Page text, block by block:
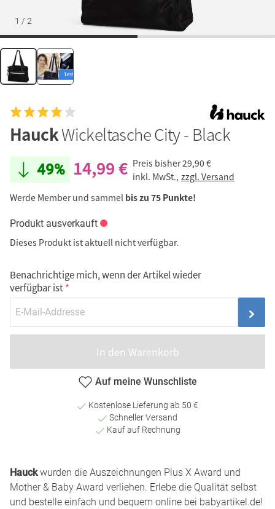
1 / 2
HauckWickeltasche City - Black
49% 14,99 € Preis bisher29,90 €
inkl. MwSt., zzgl. Versand
Werde Member und sammel bis zu 75 Punkte!
Produkt ausverkauft
Dieses Produkt ist aktuell nicht verfügbar.
Benachrichtige mich, wenn der Artikel wieder
verfügbar ist
In den Warenkorb
Auf meine Wunschliste
Kostenlose Lieferung ab 50 €
Schneller Versand
Kauf auf Rechnung
Hauckwurden die Auszeichnungen Plus X Award und
Mother & Baby Award verliehen. Erlebe die Qualität selbst
und bestelle einfach und bequem online bei babyartikel.de!